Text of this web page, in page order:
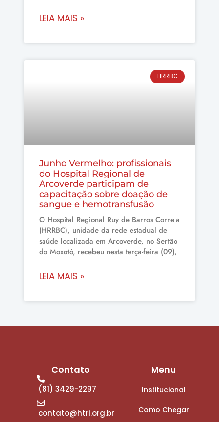
LEIA MAIS »
HRRBC
Junho Vermelho: profissionais
do Hospital Regional de
Arcoverde participam de
capacitação sobre doação de
sangue e hemotransfusão
O Hospital Regional Ruy de Barros Correia
(HRRBC), unidade da rede estadual de
saúde localizada em Arcoverde, no Sertão
do Moxotó, recebeu nesta terça-feira (09),
LEIA MAIS »
Contato
(81) 3429-2297
contato@htri.org.br
Menu
Institucional
Como Chegar